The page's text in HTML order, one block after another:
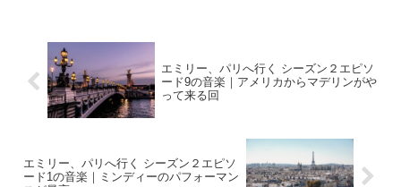
エミリー、パリへ行く シーズン２エピソ
ード9の音楽｜アメリカからマデリンがや
って来る回
エミリー、パリへ行く シーズン２エピソ
ード1の音楽｜ミンディーのパフォーマン